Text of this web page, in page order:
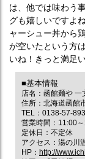
は、他では味わう
グも嬉しいですよ
ャーシュー丼から
が空いたという方
いね！きっと満足
■基本情報
店名：函館麺や 一
住所：北海道函館
TEL：0138-57-
営業時間：11:00
定休日：不定休
アクセス：湯の川
HP： http://